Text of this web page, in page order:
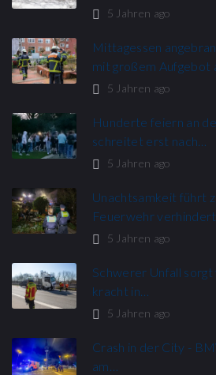
5 Jahren ago
Mittagessen
mit großem Aufgebot
5 Jahren ago
Hunderte feiern an
schreitet erst nach…
5 Jahren ago
Unachtsamkeit führt
Feuerwehr
5 Jahren ago
Schwerer Unfall
kracht in…
5 Jahren ago
Crash in der City -
am…